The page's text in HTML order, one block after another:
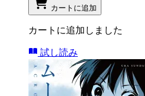
カートに追加
カートに追加しました
試し読み